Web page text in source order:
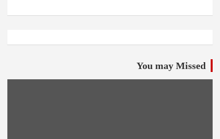
You may Missed